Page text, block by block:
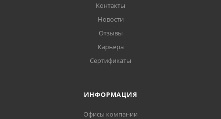
Контакты
Новости
Отзывы
Карьера
Сертификаты
ИНФОРМАЦИЯ
Офисы компании